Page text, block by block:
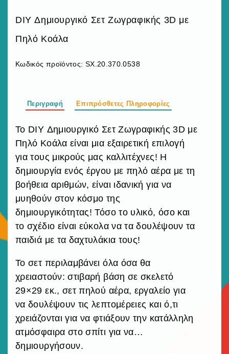
DIY Δημιουργικό Σετ Ζωγραφικής 3D με
Πηλό Κοάλα
Κωδικός προϊόντος: SX.20.370.0538
Περιγραφή Επιπρόσθετες Πληροφορίες
Το DIY Δημιουργικό Σετ Ζωγραφικής 3D με
Πηλό Κοάλα είναι μια εξαιρετική επιλογή
για τους μικρούς μας καλλιτέχνες! Η
δημιουργία ενός έργου με πηλό αέρα με τη
βοήθεια αριθμών, είναι ιδανική για να
μυηθούν στον κόσμο της
δημιουργικότητας! Τόσο το υλικό, όσο και
το σχέδιο είναι εύκολα να τα δουλέψουν τα
παιδιά με τα δαχτυλάκια τους!
Το σετ περιλαμβάνει όλα όσα θα
χρειαστούν: στιβαρή βάση σε σκελετό
29×29 εκ., σετ πηλού αέρα, εργαλείο για
να δουλέψουν τις λεπτομέρειες και ό,τι
χρειάζονται για να φτιάξουν την κατάλληλη
ατμόσφαιρα στο σπίτι για να…
δημιουργήσουν.